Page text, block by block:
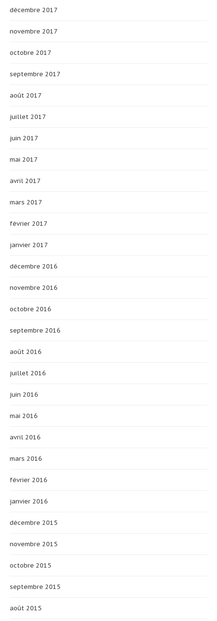
décembre 2017
novembre 2017
octobre 2017
septembre 2017
août 2017
juillet 2017
juin 2017
mai 2017
avril 2017
mars 2017
février 2017
janvier 2017
décembre 2016
novembre 2016
octobre 2016
septembre 2016
août 2016
juillet 2016
juin 2016
mai 2016
avril 2016
mars 2016
février 2016
janvier 2016
décembre 2015
novembre 2015
octobre 2015
septembre 2015
août 2015